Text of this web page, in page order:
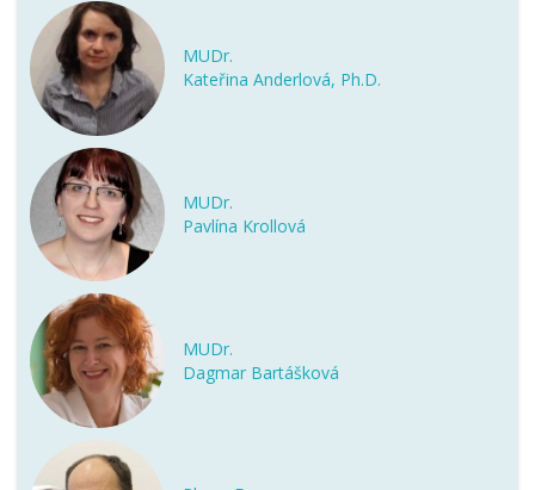
MUDr.
Kateřina Anderlová, Ph.D.
MUDr.
Pavlína Krollová
MUDr.
Dagmar Bartášková